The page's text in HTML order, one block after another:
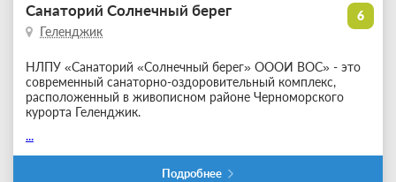
6
Санаторий Солнечный берег
Геленджик
НЛПУ «Санаторий «Солнечный берег» ОООИ ВОС» - это
современный санаторно-оздоровительный комплекс,
расположенный в живописном районе Черноморского
курорта Геленджик.
...
Подробнее